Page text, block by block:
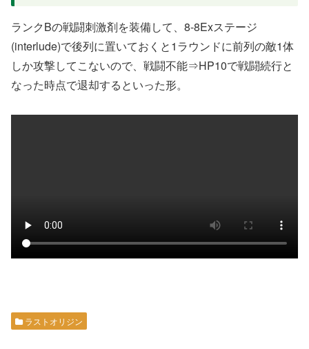
ランクBの戦闘刺激剤を装備して、8-8Exステージ
(interlude)で後列に置いておくと1ラウンドに前列の敵1体
しか攻撃してこないので、戦闘不能⇒HP10で戦闘続行と
なった時点で退却するといった形。
ラストオリジン